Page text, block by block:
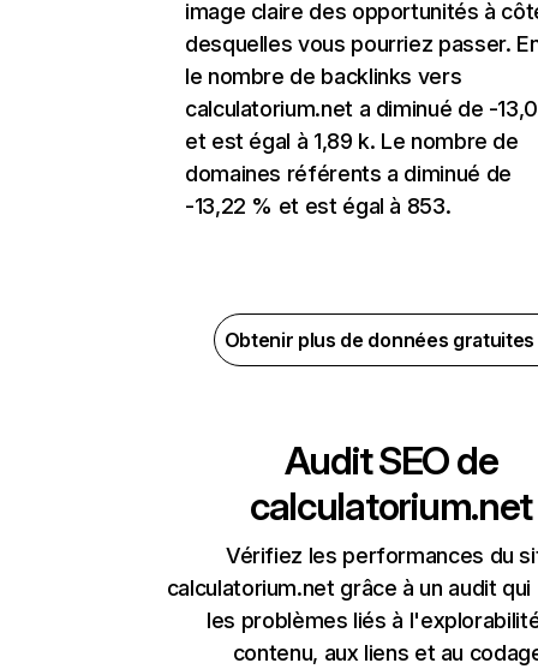
image claire des opportunités à
desquelles vous pourriez passer.
le nombre de backlinks vers
calculatorium.net a diminué de -
et est égal à 1,89 k. Le nombre de
domaines référents a diminué de
-13,22 % et est égal à 853.
Obtenir plus de données
Audit SEO de
calculatorium.net
Vérifiez les performances du
calculatorium.net grâce à un audit
les problèmes liés à
contenu, aux liens et au